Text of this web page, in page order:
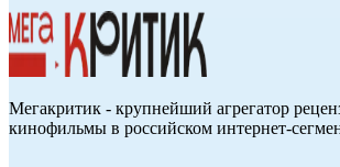
Мегакритик - крупнейший агрегатор
кинофильмы в российском интернет-